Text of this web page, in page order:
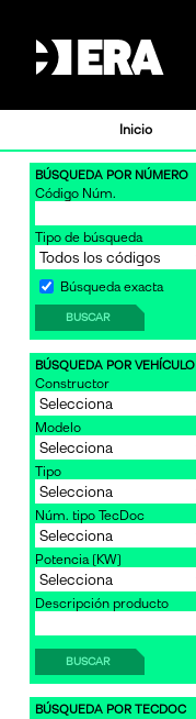
Inicio
BÚSQUEDA POR NÚMERO
Código Núm.
Tipo de búsqueda
Búsqueda exacta
BUSCAR
BÚSQUEDA POR VEHÍCULO
Constructor
Modelo
Tipo
Núm. tipo TecDoc
Potencia [KW]
Descripción producto
BUSCAR
BÚSQUEDA POR TECDOC